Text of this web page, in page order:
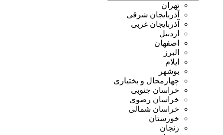
تهران
آذربایجان شرقی
آذربایجان غربی
اردبیل
اصفهان
البرز
ایلام
بوشهر
چهارمحال و بختیاری
خراسان جنوبی
خراسان رضوی
خراسان شمالی
خوزستان
زنجان